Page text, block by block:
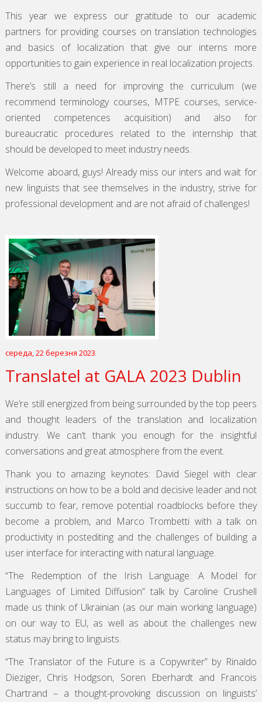
This year we express our gratitude to our academic
partners for providing courses on translation technologies
and basics of localization that give our interns more
opportunities to gain experience in real localization projects.
There’s still a need for improving the curriculum (we
recommend terminology courses, MTPE courses, service-
oriented competences acquisition) and also for
bureaucratic procedures related to the internship that
should be developed to meet industry needs.
Welcome aboard, guys! Already miss our inters and wait for
new linguists that see themselves in the industry, strive for
professional development and are not afraid of challenges!
середа, 22 березня 2023
Translatel at GALA 2023 Dublin
We’re still energized from being surrounded by the top peers
and thought leaders of the translation and localization
industry. We can’t thank you enough for the insightful
conversations and great atmosphere from the event.
Thank you to amazing keynotes: David Siegel with clear
instructions on how to be a bold and decisive leader and not
succumb to fear, remove potential roadblocks before they
become a problem, and Marco Trombetti with a talk on
productivity in postediting and the challenges of building a
user interface for interacting with natural language.
“The Redemption of the Irish Language: A Model for
Languages of Limited Diffusion” talk by Caroline Crushell
made us think of Ukrainian (as our main working language)
on our way to EU, as well as about the challenges new
status may bring to linguists.
“The Translator of the Future is a Copywriter” by Rinaldo
Dieziger, Chris Hodgson, Soren Eberhardt and Francois
Chartrand – a thought-provoking discussion on linguists’